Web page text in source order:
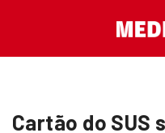
Cartão do SUS